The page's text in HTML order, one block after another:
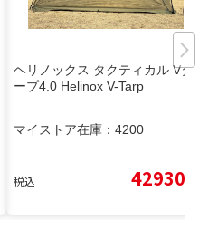
ヘリノックス タクティカル Vタ
ープ4.0 Helinox V-Tarp
マイストア在庫： 4200
税込 42930